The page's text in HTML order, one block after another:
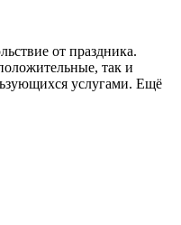
от праздника.
так и
услугами. Ещё